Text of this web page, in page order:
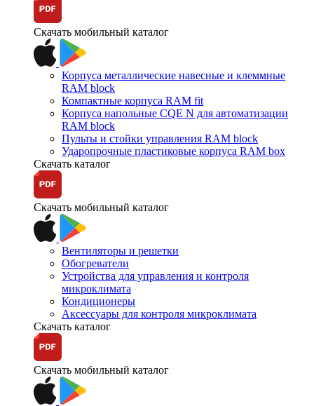
Скачать мобильный каталог
Корпуса металлические навесные и клеммные
RAM block
Компактные корпуса RAM fit
Корпуса напольные CQE N для автоматизации
RAM block
Пульты и стойки управления RAM block
Ударопрочные пластиковые корпуса RAM box
Скачать каталог
Скачать мобильный каталог
Вентиляторы и решетки
Обогреватели
Устройства для управления и контроля
микроклимата
Кондиционеры
Аксессуары для контроля микроклимата
Скачать каталог
Скачать мобильный каталог